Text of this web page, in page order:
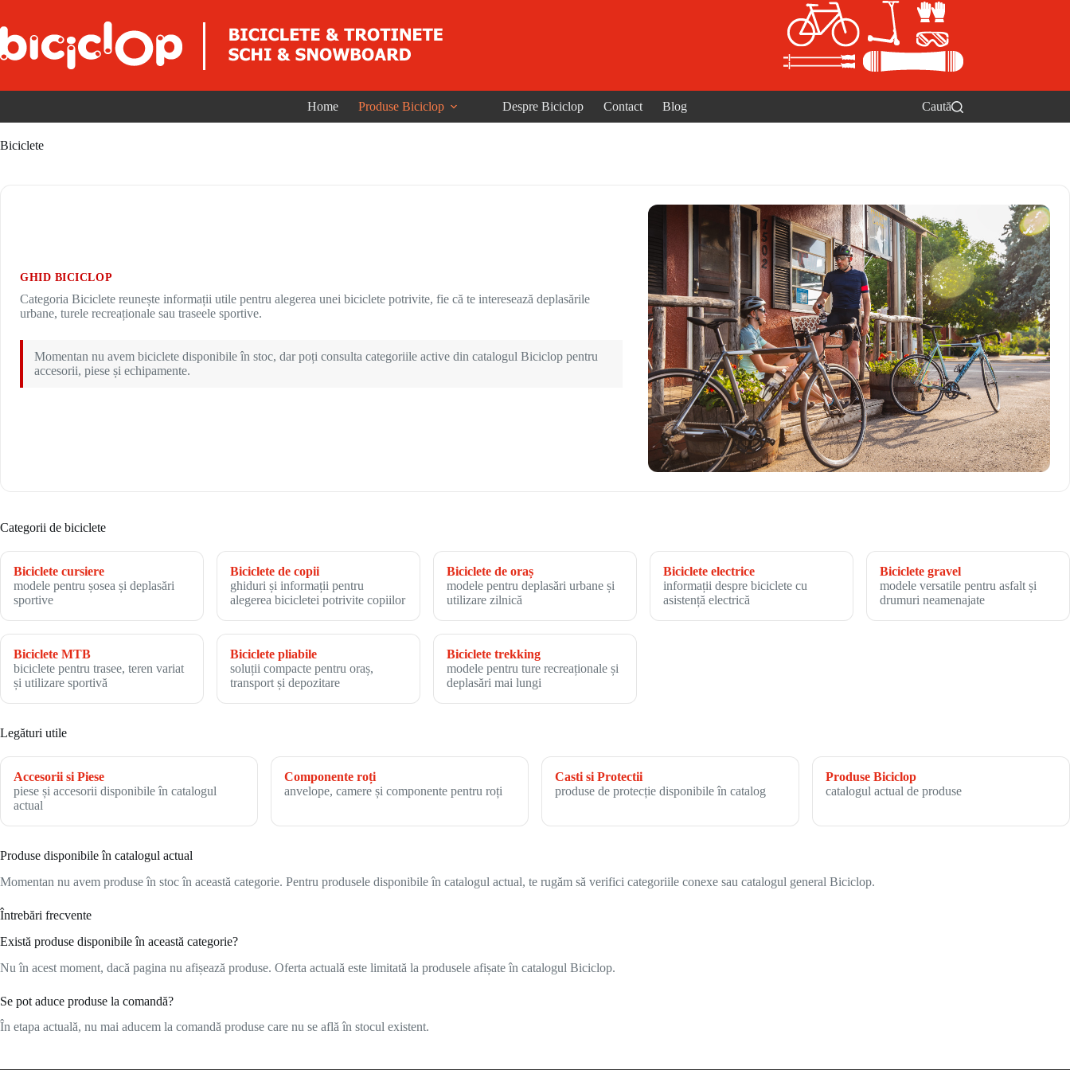
Home Produse Biciclop Despre Biciclop Contact Blog Caută
Biciclete
GHID BICICLOP
Categoria Biciclete reunește informații utile pentru alegerea unei biciclete potrivite, fie că te interesează deplasările
urbane, turele recreaționale sau traseele sportive.
Momentan nu avem biciclete disponibile în stoc, dar poți consulta categoriile active din catalogul Biciclop pentru
accesorii, piese și echipamente.
Categorii de biciclete
Biciclete cursiere
modele pentru șosea și deplasări
sportive
Biciclete de copii
ghiduri și informații pentru
alegerea bicicletei potrivite copiilor
Biciclete de oraș
modele pentru deplasări urbane și
utilizare zilnică
Biciclete electrice
informații despre biciclete cu
asistență electrică
Biciclete gravel
modele versatile pentru asfalt și
drumuri neamenajate
Biciclete MTB
biciclete pentru trasee, teren variat
și utilizare sportivă
Biciclete pliabile
soluții compacte pentru oraș,
transport și depozitare
Biciclete trekking
modele pentru ture recreaționale și
deplasări mai lungi
Legături utile
Accesorii si Piese
piese și accesorii disponibile în catalogul
actual
Componente roți
anvelope, camere și componente pentru roți
Casti si Protectii
produse de protecție disponibile în catalog
Produse Biciclop
catalogul actual de produse
Produse disponibile în catalogul actual
Momentan nu avem produse în stoc în această categorie. Pentru produsele disponibile în catalogul actual, te rugăm să verifici categoriile conexe sau catalogul general Biciclop.
Întrebări frecvente
Există produse disponibile în această categorie?
Nu în acest moment, dacă pagina nu afișează produse. Oferta actuală este limitată la produsele afișate în catalogul Biciclop.
Se pot aduce produse la comandă?
În etapa actuală, nu mai aducem la comandă produse care nu se află în stocul existent.